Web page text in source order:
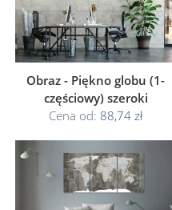
Obraz - Piękno globu (1-
częściowy) szeroki
Cena od: 88,74 zł